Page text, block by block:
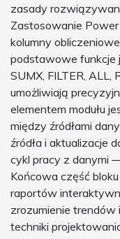
zasady
Zastosowanie
kolumny
podstawowe funkcje
SUMX, FILTER, ALL,
umożliwiają
elementem modułu
między źródłami
źródła i aktualizacje
cykl pracy z danymi
Końcowa część
raportów
zrozumienie trendów
techniki